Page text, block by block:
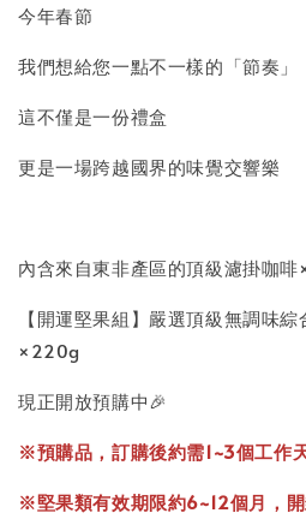
今年春節
我們想給您一點不一樣的「節奏」
這不僅是一份禮盒
更是一場跨越國界的味覺交響樂
內含來自東非產區的頂級濾掛咖
【開運堅果組】嚴選頂級無調味
×220g
現正開放預購中🎉
※預購品，訂購後約需1~3個工作
※堅果類有效期限約6~12個月，